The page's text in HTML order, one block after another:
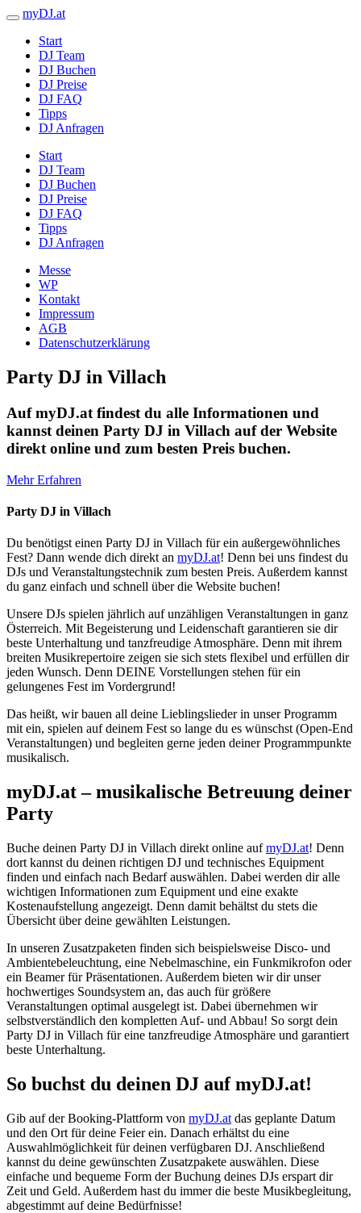
myDJ.at
Start
DJ Team
DJ Buchen
DJ Preise
DJ FAQ
Tipps
DJ Anfragen
Start
DJ Team
DJ Buchen
DJ Preise
DJ FAQ
Tipps
DJ Anfragen
Messe
WP
Kontakt
Impressum
AGB
Datenschutzerklärung
Party DJ in Villach
Auf myDJ.at findest du alle Informationen und
kannst deinen Party DJ in Villach auf der Website
direkt online und zum besten Preis buchen.
Mehr Erfahren
Party DJ in Villach
Du benötigst einen Party DJ in Villach für ein außergewöhnliches
Fest? Dann wende dich direkt an myDJ.at! Denn bei uns findest du
DJs und Veranstaltungstechnik zum besten Preis. Außerdem kannst
du ganz einfach und schnell über die Website buchen!
Unsere DJs spielen jährlich auf unzähligen Veranstaltungen in ganz
Österreich. Mit Begeisterung und Leidenschaft garantieren sie dir
beste Unterhaltung und tanzfreudige Atmosphäre. Denn mit ihrem
breiten Musikrepertoire zeigen sie sich stets flexibel und erfüllen dir
jeden Wunsch. Denn DEINE Vorstellungen stehen für ein
gelungenes Fest im Vordergrund!
Das heißt, wir bauen all deine Lieblingslieder in unser Programm
mit ein, spielen auf deinem Fest so lange du es wünschst (Open-End
Veranstaltungen) und begleiten gerne jeden deiner Programmpunkte
musikalisch.
myDJ.at – musikalische Betreuung deiner
Party
Buche deinen Party DJ in Villach direkt online aufmyDJ.at! Denn
dort kannst du deinen richtigen DJ und technisches Equipment
finden und einfach nach Bedarf auswählen. Dabei werden dir alle
wichtigen Informationen zum Equipment und eine exakte
Kostenaufstellung angezeigt. Denn damit behältst du stets die
Übersicht über deine gewählten Leistungen.
In unseren Zusatzpaketen finden sich beispielsweise Disco- und
Ambientebeleuchtung, eine Nebelmaschine, ein Funkmikrofon oder
ein Beamer für Präsentationen. Außerdem bieten wir dir unser
hochwertiges Soundsystem an, das auch für größere
Veranstaltungen optimal ausgelegt ist. Dabei übernehmen wir
selbstverständlich den kompletten Auf- und Abbau! So sorgt dein
Party DJ in Villach für eine tanzfreudige Atmosphäre und garantiert
beste Unterhaltung.
So buchst du deinen DJ auf myDJ.at!
Gib auf der Booking-Plattform von myDJ.at das geplante Datum
und den Ort für deine Feier ein. Danach erhältst du eine
Auswahlmöglichkeit für deinen verfügbaren DJ. Anschließend
kannst du deine gewünschten Zusatzpakete auswählen. Diese
einfache und bequeme Form der Buchung deines DJs erspart dir
Zeit und Geld. Außerdem hast du immer die beste Musikbegleitung,
abgestimmt auf deine Bedürfnisse!